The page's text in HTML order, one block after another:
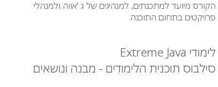
הקורס מיועד למתכנתים, למנהיגים של ג 'אווה ולמנהלי
פרויקטים בתחום התוכנה.
לימודי Extreme Java
סילבוס תוכנית הלימודים - מבנה ונושאים